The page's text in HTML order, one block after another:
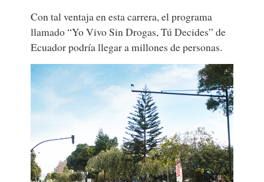
Con tal ventaja en esta carrera, el programa
llamado “Yo Vivo Sin Drogas, Tú Decides” de
Ecuador podría llegar a millones de personas.